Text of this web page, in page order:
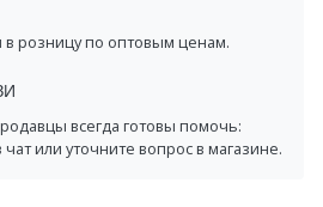
розницу по оптовым ценам.
всегда готовы помочь:
или уточните вопрос в магазине.